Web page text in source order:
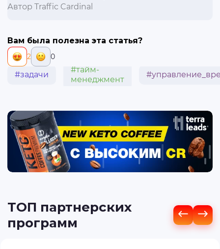
Автор Traffic Cardinal
Вам была полезна эта статья?
2 0
#задачи
#тайм-
менеджмент
ТОП партнерских
программ